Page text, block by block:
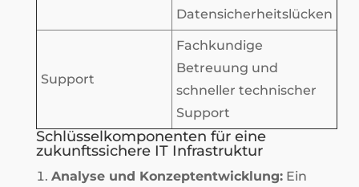
Datensicherheitslücken
Support
Fachkundige
Betreuung und
schneller technischer
Support
Schlüsselkomponenten für eine
zukunftssichere IT Infrastruktur
Analyse und Konzeptentwicklung:Ein